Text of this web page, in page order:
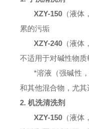
XZY-150 （液
累的污垢
XZY-240 （液体
不适用于对碱性物质
*溶液（强碱性
和其他混合物，尤
2. 机洗清洗剂
XZY-150 （液